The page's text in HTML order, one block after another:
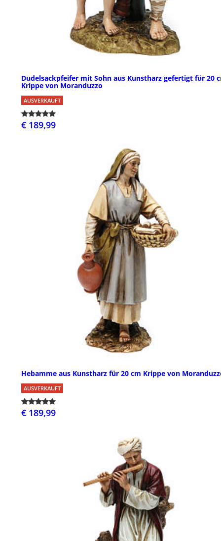
Dudelsackpfeifer mit Sohn aus Kunstharz gefertigt für 20
Krippe von Moranduzzo
AUSVERKAUFT
€ 189,99
Hebamme aus Kunstharz für 20 cm Krippe von
AUSVERKAUFT
€ 189,99